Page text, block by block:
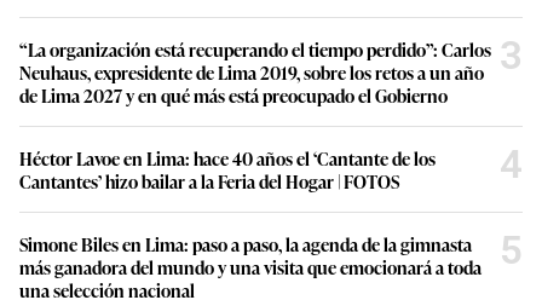
“La organización está recuperando el tiempo perdido”: Carlos
Neuhaus, expresidente de Lima 2019, sobre los retos a un año
de Lima 2027 y en qué más está preocupado el Gobierno
3
Héctor Lavoe en Lima: hace 40 años el ‘Cantante de los
Cantantes’ hizo bailar a la Feria del Hogar | FOTOS
4
Simone Biles en Lima: paso a paso, la agenda de la gimnasta
más ganadora del mundo y una visita que emocionará a toda
una selección nacional
5